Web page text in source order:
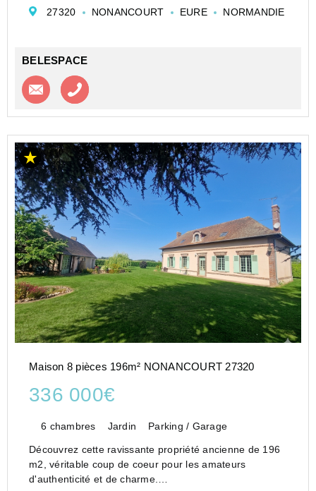
immédiatement les espaces de vie. La pièce principa...
27320 NONANCOURT EURE NORMANDIE
BELESPACE
Contacter l'agence
Maison 8 pièces 196m² NONANCOURT 27320
336 000€
6 chambres Jardin Parking / Garage
Découvrez cette ravissante propriété ancienne de 196
m2, véritable coup de coeur pour les amateurs
d'authenticité et de charme.